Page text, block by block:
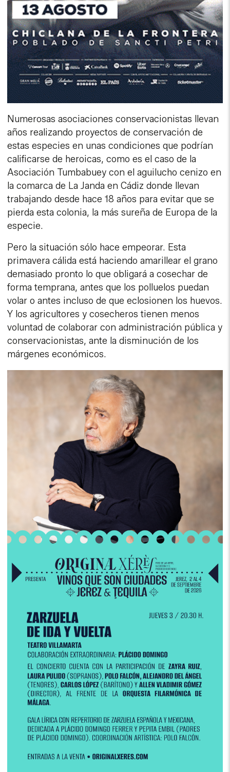
Numerosas asociaciones conservacionistas llevan
años realizando proyectos de conservación de
estas especies en unas condiciones que podrían
calificarse de heroicas, como es el caso de la
Asociación Tumbabuey con el aguilucho cenizo en
la comarca de La Janda en Cádiz donde llevan
trabajando desde hace 18 años para evitar que se
pierda esta colonia, la más sureña de Europa de la
especie.
Pero la situación sólo hace empeorar. Esta
primavera cálida está haciendo amarillear el grano
demasiado pronto lo que obligará a cosechar de
forma temprana, antes que los polluelos puedan
volar o antes incluso de que eclosionen los huevos.
Y los agricultores y cosecheros tienen menos
voluntad de colaborar con administración pública y
conservacionistas, ante la disminución de los
márgenes económicos.